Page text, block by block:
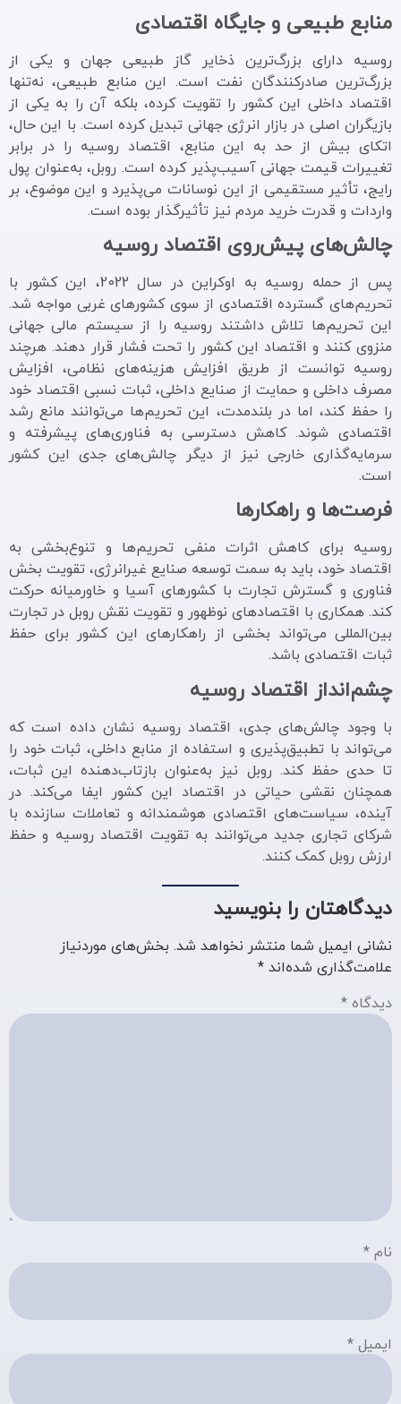
منابع طبیعی و جایگاه اقتصادی
روسیه دارای بزرگ‌ترین ذخایر گاز طبیعی جهان و یکی از
بزرگ‌ترین صادرکنندگان نفت است. این منابع طبیعی، نه‌تنها
اقتصاد داخلی این کشور را تقویت کرده، بلکه آن را به یکی از
بازیگران اصلی در بازار انرژی جهانی تبدیل کرده است. با این حال،
اتکای بیش از حد به این منابع، اقتصاد روسیه را در برابر
تغییرات قیمت جهانی آسیب‌پذیر کرده است. روبل، به‌عنوان پول
رایج، تأثیر مستقیمی از این نوسانات می‌پذیرد و این موضوع، بر
واردات و قدرت خرید مردم نیز تأثیرگذار بوده است.
چالش‌های پیش‌روی اقتصاد روسیه
پس از حمله روسیه به اوکراین در سال 2022، این کشور با
تحریم‌های گسترده اقتصادی از سوی کشورهای غربی مواجه شد.
این تحریم‌ها تلاش داشتند روسیه را از سیستم مالی جهانی
منزوی کنند و اقتصاد این کشور را تحت فشار قرار دهند. هرچند
روسیه توانست از طریق افزایش هزینه‌های نظامی، افزایش
مصرف داخلی و حمایت از صنایع داخلی، ثبات نسبی اقتصاد خود
را حفظ کند، اما در بلندمدت، این تحریم‌ها می‌توانند مانع رشد
اقتصادی شوند. کاهش دسترسی به فناوری‌های پیشرفته و
سرمایه‌گذاری خارجی نیز از دیگر چالش‌های جدی این کشور
است.
فرصت‌ها و راهکارها
روسیه برای کاهش اثرات منفی تحریم‌ها و تنوع‌بخشی به
اقتصاد خود، باید به سمت توسعه صنایع غیرانرژی، تقویت بخش
فناوری و گسترش تجارت با کشورهای آسیا و خاورمیانه حرکت
کند. همکاری با اقتصادهای نوظهور و تقویت نقش روبل در تجارت
بین‌المللی می‌تواند بخشی از راهکارهای این کشور برای حفظ
ثبات اقتصادی باشد.
چشم‌انداز اقتصاد روسیه
با وجود چالش‌های جدی، اقتصاد روسیه نشان داده است که
می‌تواند با تطبیق‌پذیری و استفاده از منابع داخلی، ثبات خود را
تا حدی حفظ کند. روبل نیز به‌عنوان بازتاب‌دهنده این ثبات،
همچنان نقشی حیاتی در اقتصاد این کشور ایفا می‌کند. در
آینده، سیاست‌های اقتصادی هوشمندانه و تعاملات سازنده با
شرکای تجاری جدید می‌توانند به تقویت اقتصاد روسیه و حفظ
ارزش روبل کمک کنند.
دیدگاهتان را بنویسید
نشانی ایمیل شما منتشر نخواهد شد. بخش‌های موردنیاز
علامت‌گذاری شده‌اند *
دیدگاه *
نام *
ایمیل *